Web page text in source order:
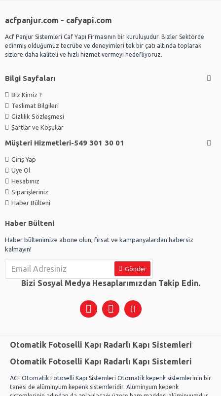
acfpanjur.com - cafyapi.com
Acf Panjur Sistemleri Caf Yapı Firmasının bir kuruluşudur. Bizler Sektörde
edinmiş olduğumuz tecrübe ve deneyimleri tek bir çatı altında toplarak
sizlere daha kaliteli ve hızlı hizmet vermeyi hedefliyoruz.
Bilgi Sayfaları
Biz Kimiz ?
Teslimat Bilgileri
Gizlilik Sözleşmesi
Şartlar ve Koşullar
Müşteri Hizmetleri-549 301 30 01
Giriş Yap
Üye Ol
Hesabınız
Siparişleriniz
Haber Bülteni
Haber Bülteni
Haber bültenimize abone olun, fırsat ve kampanyalardan habersiz
kalmayın!
Gönder
Bizi Sosyal Medya Hesaplarımızdan Takip Edin.
Otomatik Fotoselli Kapı Radarlı Kapı Sistemleri
Otomatik Fotoselli Kapı Radarlı Kapı Sistemleri
ACF Otomatik Fotoselli Kapı Sistemleri Otomatik kepenk sistemlerinin bir
tanesi de alüminyum kepenk sistemleridir. Alüminyum kepenk